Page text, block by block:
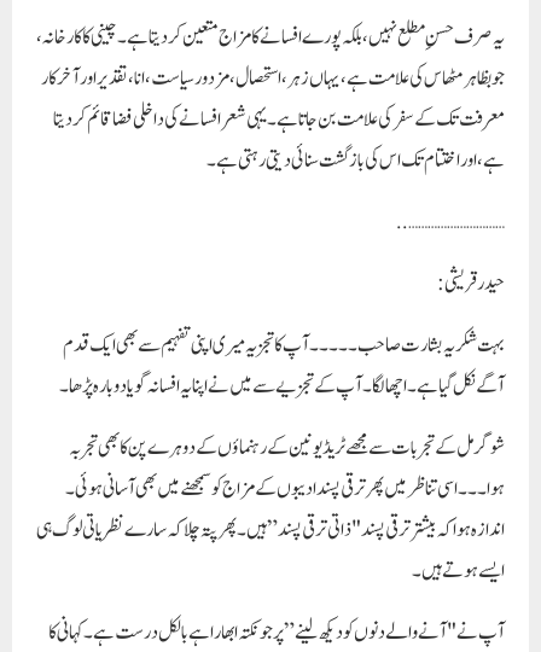
یہ صرف حسنِ مطلع نہیں، بلکہ پورے افسانے کا مزاج متعین کر دیتا ہے۔ چینی کا کارخانہ،
جو بظاہر مٹھاس کی علامت ہے، یہاں زہر، استحصال، مزدور سیاست، انا، تقدیر اور آخرکار
معرفت تک کے سفر کی علامت بن جاتا ہے۔ یہی شعر افسانے کی داخلی فضا قائم کر دیتا
ہے، اور اختتام تک اس کی بازگشت سنائی دیتی رہتی ہے۔
…………………………
..
حیدرقریشی :
بہت شکریہ بشارت صاحب ۔۔۔۔۔ آپ کا تجزیہ میری اپنی تفہیم سے بھی ایک قدم
آگے نکل گیا ہے ۔اچھا لگا۔آپ کے تجزیے سے میں نے اپنا یہ افسانہ گویا دوبارہ پڑھا۔
شوگر مل کے تجربات سے مجھے ٹریڈ یونین کے رہنماؤں کے دوہرے پن کا بھی تجربہ
ہوا۔۔۔اسی تناظر میں پھر ترقی پسند ادیبوں کے مزاج کو سمجھنے میں بھی آسانی ہوئی ۔
اندازہ ہوا کہ بیشتر ترقی پسند "ذاتی ترقی پسند” ہیں ۔پھر پتہ چلا کہ سارے نظریاتی لوگ ہی
ایسے ہوتے ہیں ۔
آپ نے "آنے والے دنوں کو دیکھ لینے” پر جو نکتہ ابھارا ہے بالکل درست ہے۔کہانی کا